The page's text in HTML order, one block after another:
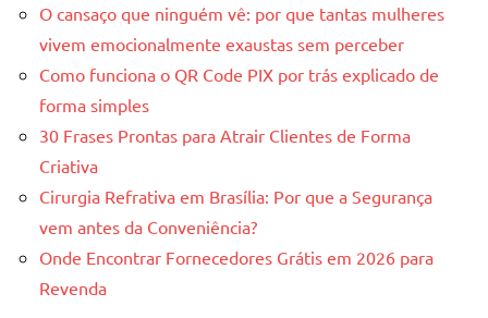
O cansaço que ninguém vê: por que tantas mulheres
vivem emocionalmente exaustas sem perceber
Como funciona o QR Code PIX por trás explicado de
forma simples
30 Frases Prontas para Atrair Clientes de Forma
Criativa
Cirurgia Refrativa em Brasília: Por que a Segurança
vem antes da Conveniência?
Onde Encontrar Fornecedores Grátis em 2026 para
Revenda